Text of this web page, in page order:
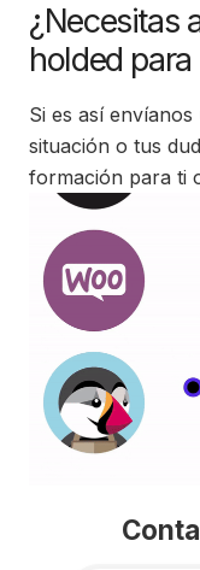
¿Necesitas
holded
Si es así
situación o tus
formación para ti